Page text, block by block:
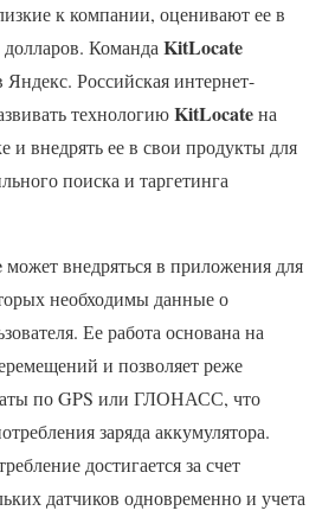
к компании, оценивают ее в
Команда KitLocate
Яндекс. Российская интернет-
технологиюKitLocateна
внедрять ее в свои продукты для
поиска и таргетинга
может внедряться в приложения для
необходимы данные о
Ее работа основана на
и позволяет реже
по GPS или ГЛОНАСС, что
заряда аккумулятора.
достигается за счет
датчиков одновременно и учета